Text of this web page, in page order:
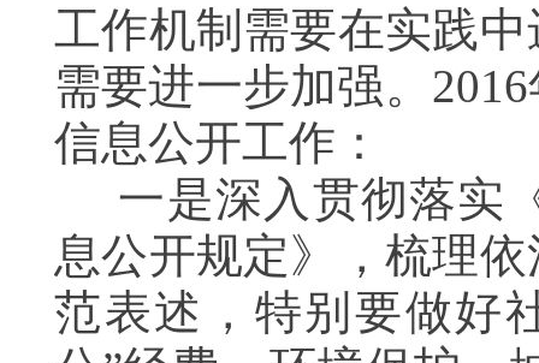
工作机制需要在实践
需要进一步加强。
信息公开工作：
一是深入贯彻落实
息公开规定》，梳理
范表述，特别要做好